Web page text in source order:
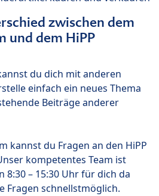
zwischen dem
und dem HiPP
du dich mit anderen
einfach ein neues Thema
Beiträge anderer
kannst du Fragen an den HiPP
kompetentes Team ist
8:30 – 15:30 Uhr für dich da
Fragen schnellstmöglich.